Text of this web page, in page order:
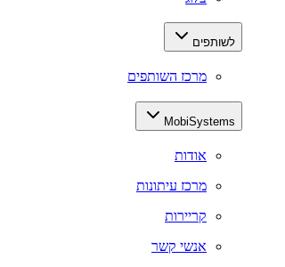
לשותפים
מרכז השותפים
MobiSystems
אודות
מרכז עיתונות
קריירות
אנשי קשר